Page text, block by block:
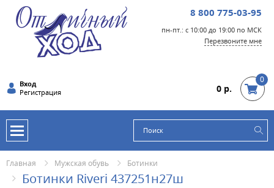
8 800 775-03-95
пн-пт.: с 10:00 до 19:00 по МСК
Перезвоните мне
Вход
Регистрация
0 р.
0
Главная Мужская обувь Ботинки
Ботинки Riveri 437251н27ш